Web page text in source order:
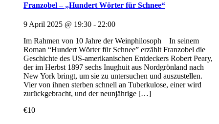
Franzobel – „Hundert Wörter für Schnee“
9 April 2025 @ 19:30 - 22:00
Im Rahmen von 10 Jahre der Weinphilosoph In seinem
Roman “Hundert Wörter für Schnee” erzählt Franzobel die
Geschichte des US-amerikanischen Entdeckers Robert Peary,
der im Herbst 1897 sechs Inughuit aus Nordgrönland nach
New York bringt, um sie zu untersuchen und auszustellen.
Vier von ihnen sterben schnell an Tuberkulose, einer wird
zurückgebracht, und der neunjährige […]
€10